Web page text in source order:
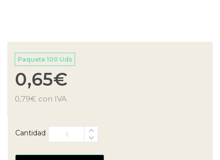
Paquete 100 Uds
0,65€
0,79€ con IVA
Cantidad